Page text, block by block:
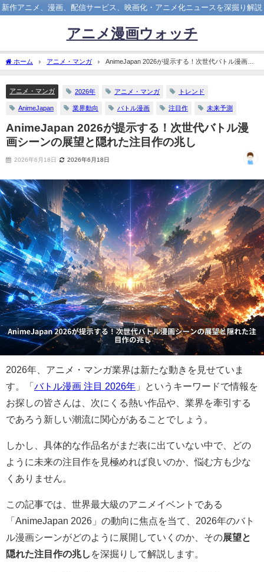
新作アニメ、漫画、配信サービス、映画化・アニメ化ニュースを深掘り解説
アニメ漫画ウォッチ
ホーム アニメ・マンガ
AnimeJapan 2026が提示する！次世代バトル漫画シ
ーンの展望と隠れた注目作の兆し
アニメ・マンガ 2026年 アニメ・マンガ トレンド
AnimeJapan 業界動向 バトル漫画 注目作 未来予測
AnimeJapan 2026が提示する！次世代バトル漫
画シーンの展望と隠れた注目作の兆し
2026年6月18日 2026年6月18日
2026年、アニメ・マンガ業界は新たな動きを見せていま
す。「 バトル漫画 注目 2026年 」というキーワードで情報を
お探しの皆さんは、次にくる熱い作品や、業界を牽引する
であろう新しい潮流に関心があることでしょう。
しかし、具体的な作品名がまだ表に出ていない中で、どの
ように未来の注目作を見極めれば良いのか、悩む方も少な
くありません。
この記事では、世界最大級のアニメイベントである
「AnimeJapan 2026」の動向に焦点を当て、2026年のバト
ル漫画シーンがどのように展開していくのか、その展望と
隠れた注目作の兆し を深掘りして解説します。